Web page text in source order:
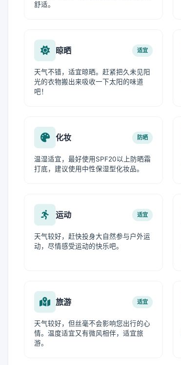
舒适。
晾晒 适宜
天气不错，适宜晾晒。赶紧把久未见阳
光的衣物搬出来吸收一下太阳的味道
吧！
化妆 防晒
温湿适宜，最好使用SPF20以上防晒霜
打底，建议使用中性保湿型化妆品。
运动 适宜
天气较好，赶快投身大自然参与户外运
动，尽情感受运动的快乐吧。
旅游 适宜
天气较好，但丝毫不会影响您出行的心
情。温度适宜又有微风相伴，适宜旅
游。